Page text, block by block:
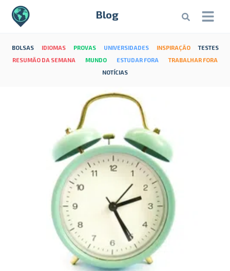
Blog
BOLSAS IDIOMAS PROVAS UNIVERSIDADES INSPIRAÇÃO
TESTES
RESUMÃO DA SEMANA
MUNDO ESTUDAR FORA
TRABALHAR FORA
NOTÍCIAS